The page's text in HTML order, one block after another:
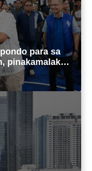
para sa
pinakamalaki